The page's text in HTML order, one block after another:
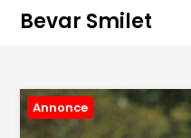
Bevar Smilet
Annonce